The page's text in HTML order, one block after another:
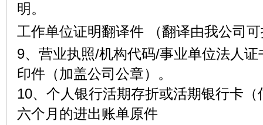
明。
工作单位证明翻译件
（翻译由我公司
9、营业执照/机构代码/事业单位法人证
印件（加盖公司公章）。
10、个人银行活期存折或活期银行卡
六个月的进出账单原件